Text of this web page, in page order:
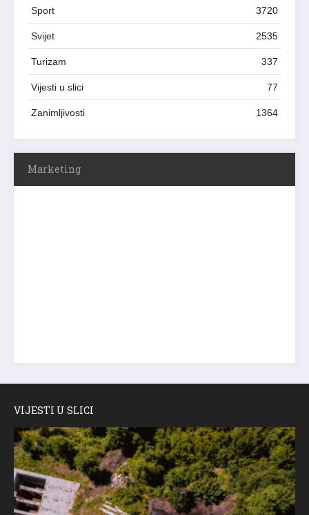
Sport 3720
Svijet 2535
Turizam 337
Vijesti u slici 77
Zanimljivosti 1364
Marketing
VIJESTI U SLICI